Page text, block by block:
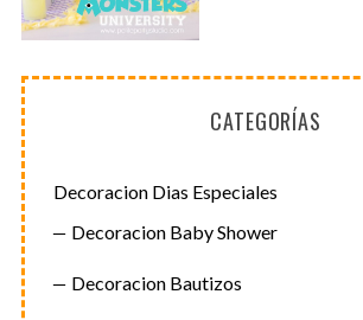
CATEGORÍAS
Decoracion Dias Especiales
Decoracion Baby Shower
Decoracion Bautizos